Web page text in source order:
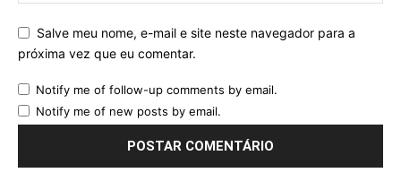
Salve meu nome, e-mail e site neste navegador para a
próxima vez que eu comentar.
Notify me of follow-up comments by email.
Notify me of new posts by email.